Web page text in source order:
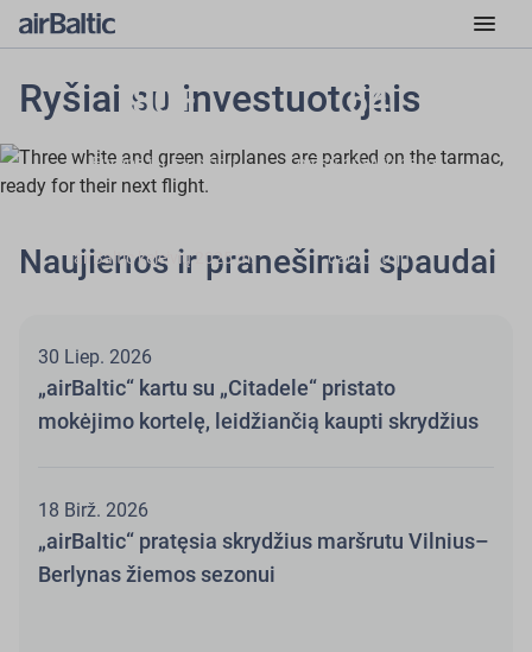
menu
Ryšiai su investuotojais
80+
Europą ir už jos ribų
54
mūsų orlaivių parke
airBaltic keleivių 2025 m. darbuotojų
Naujienos ir pranešimai spaudai
30 Liep. 2026
„airBaltic“ kartu su „Citadele“ pristato
mokėjimo kortelę, leidžiančią kaupti skrydžius
18 Birž. 2026
„airBaltic“ pratęsia skrydžius maršrutu Vilnius–
Berlynas žiemos sezonui